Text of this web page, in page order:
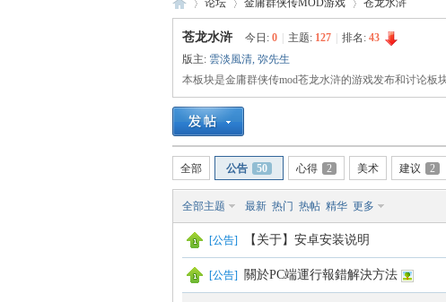
铁
血
»
论坛
›
金庸群侠传MOD游戏
›
苍龙水浒
苍龙水浒 今日: 0 主题: 127 排名: 43
版主: 雲淡風清, 弥先生
本板块是金庸群侠传mod苍龙水浒的游戏发布和讨论板
全部 公告 50 心得 2 美术 建议 2
全部主题 最新 热门 热帖 精华 更多
[公告] 【关于】安卓安装说明
[公告] 關於PC端運行報錯解決方法